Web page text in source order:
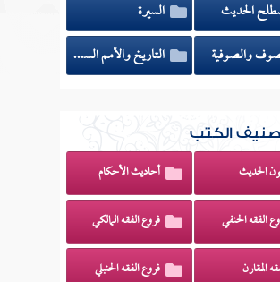
الحديث
السيرة
والصوفية
التاريخ والأمم السابقة
الكتب
الحديث أحاديث الأحكام
الفقه الحنفي فروع الفقه المالكي
المقارن فروع الفقه الحنبلي